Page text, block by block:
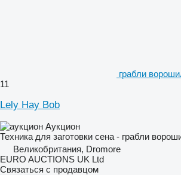
грабли
11
Lely Hay Bob
Аукцион
Техника для заготовки сена - грабли
Великобритания, Dromore
EURO AUCTIONS UK Ltd
Связаться с продавцом